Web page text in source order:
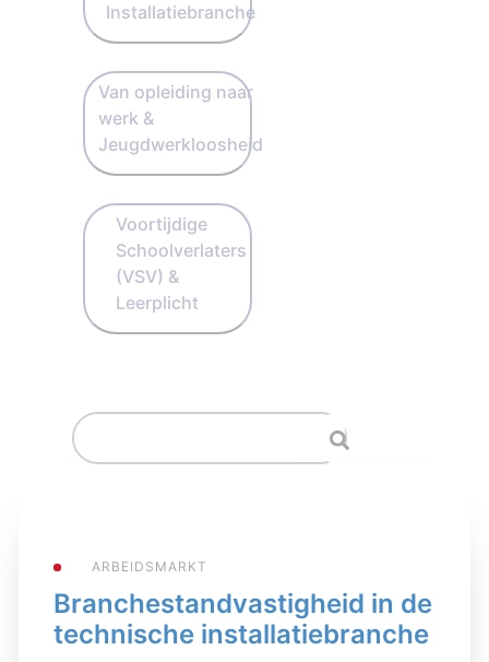
Installatiebranche
Van opleiding naar
werk &
Jeugdwerkloosheid
Voortijdige
Schoolverlaters
(VSV) &
Leerplicht
ARBEIDSMARKT
Branchestandvastigheid in de
technische installatiebranche